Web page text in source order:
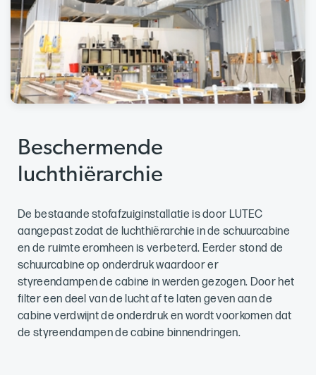
Beschermende
luchthiërarchie
De bestaande stofafzuiginstallatie is door LUTEC
aangepast zodat de luchthiërarchie in de schuurcabine
en de ruimte eromheen is verbeterd. Eerder stond de
schuurcabine op onderdruk waardoor er
styreendampen de cabine in werden gezogen. Door het
filter een deel van de lucht af te laten geven aan de
cabine verdwijnt de onderdruk en wordt voorkomen dat
de styreendampen de cabine binnendringen.